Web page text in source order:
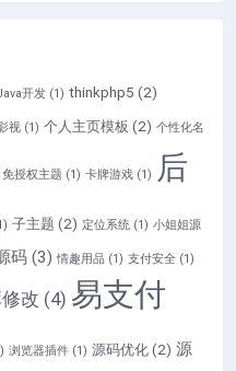
开发 (1) thinkphp5 (2)
视 (1) 个人主页模板 (2) 个性化名
免授权主题 (1) 卡牌游戏 (1)
后
子主题 (2) 定位系统 (1) 小姐姐源
码 (3) 情趣用品 (1) 支付安全 (1)
改 (4) 易支付
浏览器插件 (1) 源码优化 (2) 源